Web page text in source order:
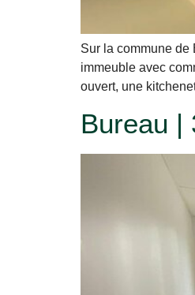
Sur la commune de
immeuble avec
ouvert, une
Bureau |